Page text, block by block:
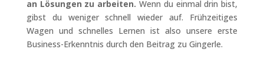
an Lösungen zu arbeiten. Wenn du einmal drin bist,
gibst du weniger schnell wieder auf. Frühzeitiges
Wagen und schnelles Lernen ist also unsere erste
Business-Erkenntnis durch den Beitrag zu Gingerle.